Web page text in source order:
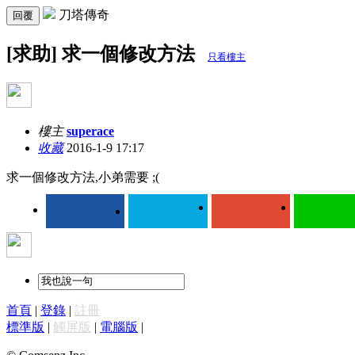
回覆 刀塔傳奇
[求助] 求一個修改方法 只看樓主
樓主 superace
收藏2016-1-9 17:17
求一個修改方法,小弟需要 ;(
首頁 | 登錄 | 註冊
標準版 | 觸屏版 | 電腦版 |